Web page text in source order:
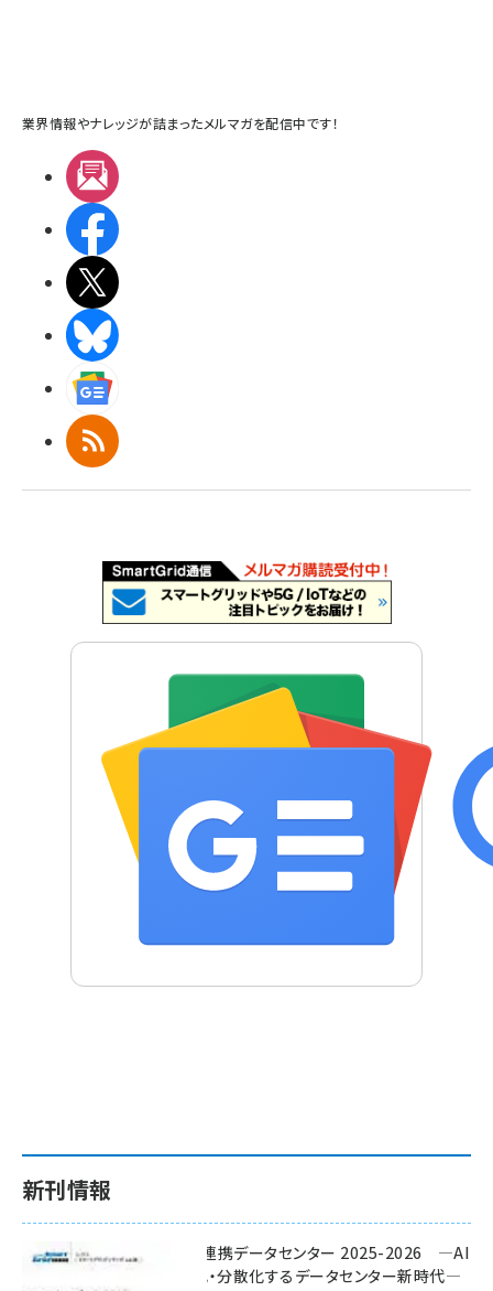
業界情報やナレッジが詰まったメルマガを配信中です！
RSS
新刊情報
ワット・ビット連携データセンター 2025-2026 ―AI
時代に多様化・分散化するデータセンター新時代―